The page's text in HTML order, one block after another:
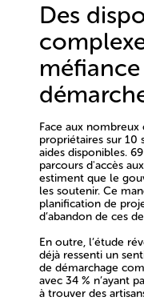
Des
Face aux
propriétaires sur 10
aides disponibles.
parcours d'accès
estiment que le
les soutenir. Ce
planification de
d’abandon de ces
En outre, l’étude
déjà ressenti un
de démarchage
avec 34 % n’ayant
à trouver des